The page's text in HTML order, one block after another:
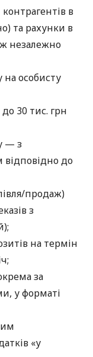
в
та рахунки в
незалежно
особисту
30 тис. грн
— з
до
продаж)
з
на термін
за
у форматі
«у